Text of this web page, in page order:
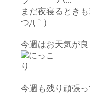
まだ夜寝るとき
つД｀)
今週はお天気が
今週も残り頑張